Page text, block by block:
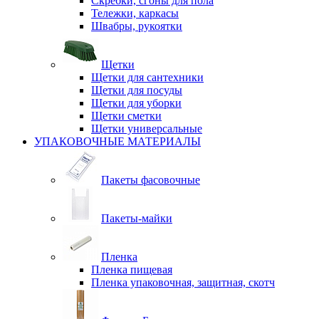
Тележки, каркасы
Швабры, рукоятки
Щетки
Щетки для сантехники
Щетки для посуды
Щетки для уборки
Щетки сметки
Щетки универсальные
УПАКОВОЧНЫЕ МАТЕРИАЛЫ
Пакеты фасовочные
Пакеты-майки
Пленка
Пленка пищевая
Пленка упаковочная, защитная, скотч